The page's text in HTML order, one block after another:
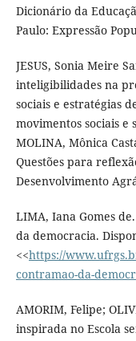
Dicionário da
Paulo: Expressão
JESUS, Sonia Meire
inteligibilidades na
sociais e estratégias
movimentos sociais e
MOLINA, Mônica
Questões para
Desenvolvimento
LIMA, Iana Gomes
da democracia.
<<https://
contramao-da-
AMORIM, Felipe;
inspirada no Escola